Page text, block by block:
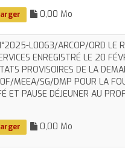
0,00 Mo
L0063/ARCOP/ORD LE
ENREGISTRÉ LE 20
PROVISOIRES DE LA
MEEA/SG/DMP POUR LA
ET PAUSE DÉJEUNER AU
0,00 Mo